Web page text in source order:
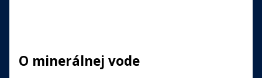
O minerálnej vode